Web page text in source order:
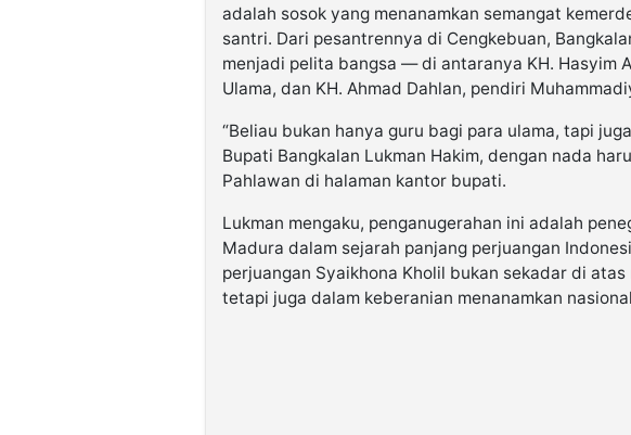
adalah sosok yang menanamkan semangat
santri. Dari pesantrennya di Cengkebuan,
menjadi pelita bangsa — di antaranya KH. Hasyim
Ulama, dan KH. Ahmad Dahlan, pendiri
“Beliau bukan hanya guru bagi para ulama, tapi
Bupati Bangkalan Lukman Hakim, dengan nada
Pahlawan di halaman kantor bupati.
Lukman mengaku, penganugerahan ini adalah
Madura dalam sejarah panjang perjuangan
perjuangan Syaikhona Kholil bukan sekadar di
tetapi juga dalam keberanian menanamkan